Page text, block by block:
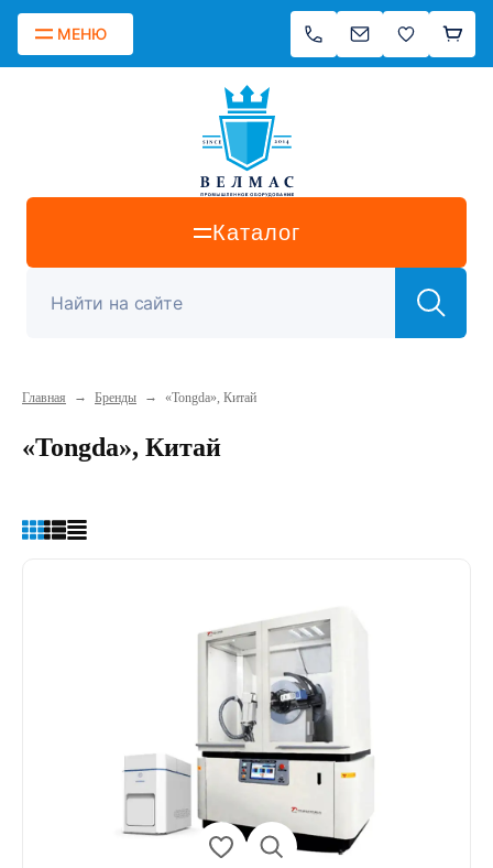
МЕНЮ
Каталог
Главная → Бренды → «Tongda», Китай
«Tongda», Китай